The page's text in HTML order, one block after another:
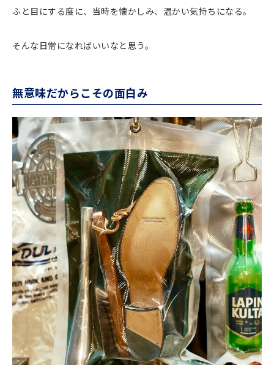
ふと目にする度に、当時を懐かしみ、温かい気持ちになる。
そんな日常になればいいなと思う。
無意味だからこその面白み